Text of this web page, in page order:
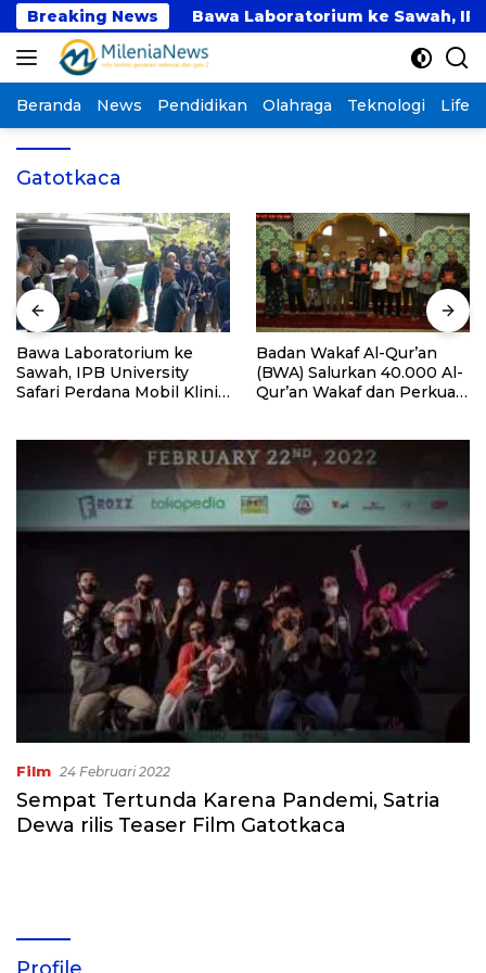
Langsung
ke
konten
Breaking News
Ini Bawa Laboratorium ke Sawah, IPB
Beranda News Pendidikan Olahraga Teknologi
Gatotkaca
Bawa Laboratorium ke
Sawah, IPB University
Safari Perdana Mobil Klinik
Badan Wakaf Al-Qur’an
(BWA) Salurkan 40.000 Al-
Qur’an Wakaf dan Perkuat
Film 24 Februari 2022
Sempat Tertunda Karena Pandemi, Satria
Dewa rilis Teaser Film Gatotkaca